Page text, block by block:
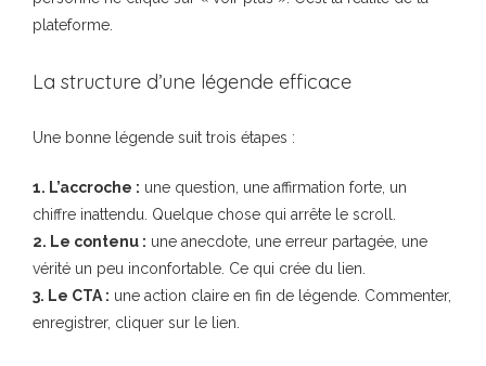
plateforme.
La structure d’une légende efficace
Une bonne légende suit trois étapes :
1. L’accroche : une question, une affirmation forte, un
chiffre inattendu. Quelque chose qui arrête le scroll.
2. Le contenu : une anecdote, une erreur partagée, une
vérité un peu inconfortable. Ce qui crée du lien.
3. Le CTA : une action claire en fin de légende. Commenter,
enregistrer, cliquer sur le lien.